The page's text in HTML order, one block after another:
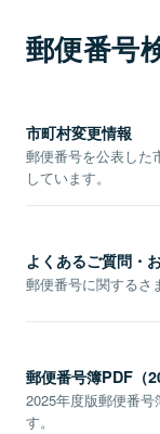
郵便番号
市町村変更情報
郵便番号を公表した
しています。
よくあるご質問・
郵便番号に関するさ
郵便番号簿PDF（
2025年度版郵便番
す。